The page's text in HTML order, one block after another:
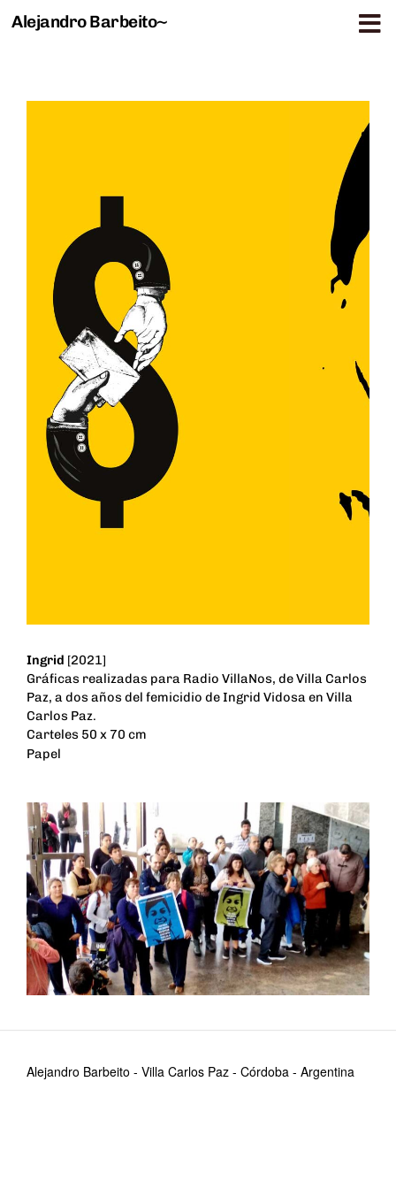
Saltar al contenido
Alejandro Barbeito~
Ingrid [2021]
Gráficas realizadas para Radio VillaNos, de Villa Carlos
Paz, a dos años del femicidio de Ingrid Vidosa en Villa
Carlos Paz.
Carteles 50 x 70 cm
Papel
Alejandro Barbeito - Villa Carlos Paz - Córdoba - Argentina